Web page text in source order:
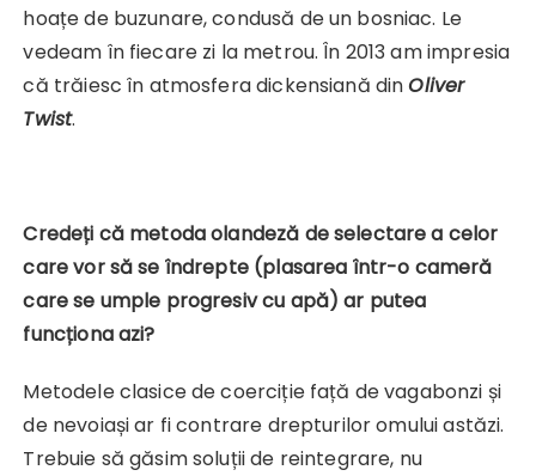
hoațe de buzunare, condusă de un bosniac. Le
vedeam în fiecare zi la metrou. În 2013 am impresia
că trăiesc în atmosfera dickensiană dinOliver
Twist.
Credeți că metoda olandeză de selectare a celor
care vor să se îndrepte (plasarea într-o cameră
care se umple progresiv cu apă) ar putea
funcționa azi?
Metodele clasice de coerciție față de vagabonzi și
de nevoiași ar fi contrare drepturilor omului astăzi.
Trebuie să găsim soluții de reintegrare, nu